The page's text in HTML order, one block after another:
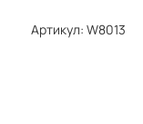
Артикул: W8013